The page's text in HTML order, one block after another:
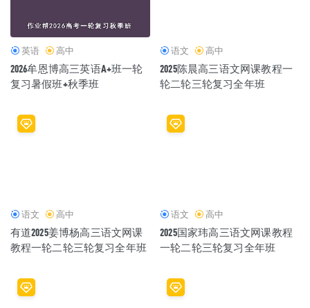
英语 高中
2026牟恩博高三英语A+班一轮
复习暑假班+秋季班
语文 高中
2025陈晨高三语文网课教程一
轮二轮三轮复习全年班
语文 高中
有道2025姜博杨高三语文网课
教程一轮二轮三轮复习全年班
语文 高中
2025国家玮高三语文网课教程
一轮二轮三轮复习全年班